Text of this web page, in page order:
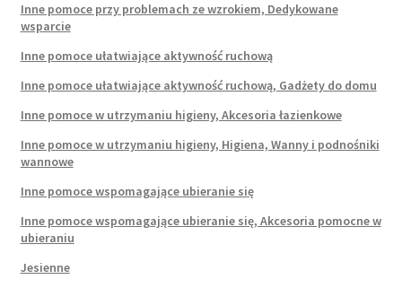
Inne pomoce przy problemach ze wzrokiem, Dedykowane
wsparcie
Inne pomoce ułatwiające aktywność ruchową
Inne pomoce ułatwiające aktywność ruchową, Gadżety do domu
Inne pomoce w utrzymaniu higieny, Akcesoria łazienkowe
Inne pomoce w utrzymaniu higieny, Higiena, Wanny i podnośniki
wannowe
Inne pomoce wspomagające ubieranie się
Inne pomoce wspomagające ubieranie się, Akcesoria pomocne w
ubieraniu
Jesienne